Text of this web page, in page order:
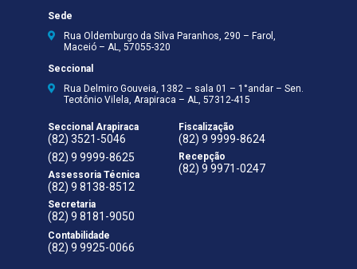
Rua Oldemburgo da Silva Paranhos, 290 – Farol,
Seccional
Rua Delmiro Gouveia, 1382 – sala 01 – 1°andar – Sen.
Seccional Arapiraca
(82) 9 9999-8625
Assessoria Técnica
(82) 9 8138-8512
Secretaria
(82) 9 8181-9050
Contabilidade
(82) 9 9925-0066
Fiscalização
Recepção
(82) 9 9971-0247
O Conselho